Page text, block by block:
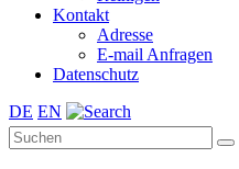
Kontakt
Adresse
E-mail Anfragen
Datenschutz
DE EN